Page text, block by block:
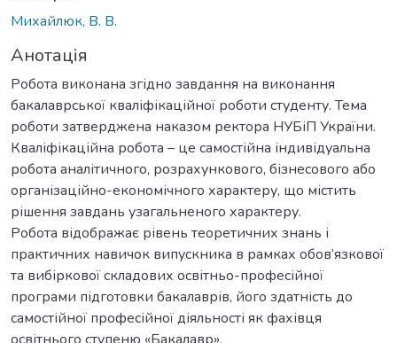
Михайлюк, В. В.
Анотація
Робота виконана згідно завдання на виконання
бакалаврської кваліфікаційної роботи студенту. Тема
роботи затверджена наказом ректора НУБіП України.
Кваліфікаційна робота – це самостійна індивідуальна
робота аналітичного, розрахункового, бізнесового або
організаційно-економічного характеру, що містить
рішення завдань узагальненого характеру.
Робота відображає рівень теоретичних знань і
практичних навичок випускника в рамках обов’язкової
та вибіркової складових освітньо-професійної
програми підготовки бакалаврів, його здатність до
самостійної професійної діяльності як фахівця